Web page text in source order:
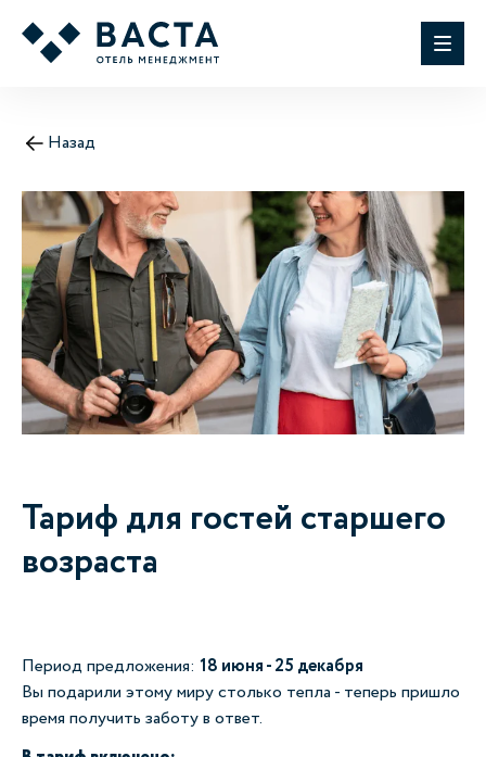
Назад
Тариф для гостей старшего
возраста
Период предложения: 18 июня - 25 декабря
Вы подарили этому миру столько тепла - теперь пришло
время получить заботу в ответ.